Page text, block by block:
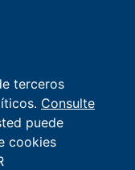
terceros
Consulte
puede
cookies